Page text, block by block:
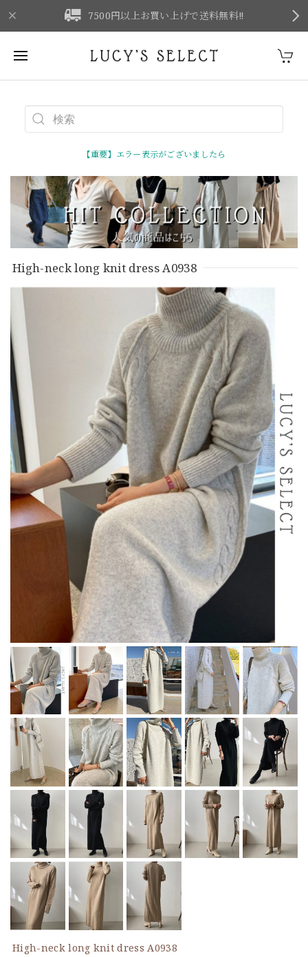
7500円以上お買い上げで送料無料‼
【重要】エラー表示がございましたら
High-neck long knit dress A0938
High-neck long knit dress A0938